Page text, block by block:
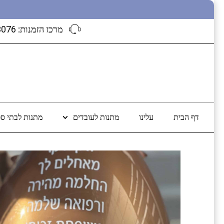
מרכז הזמנות:
דף הבית עלינו מתנות לעובדים מתנות לבתי